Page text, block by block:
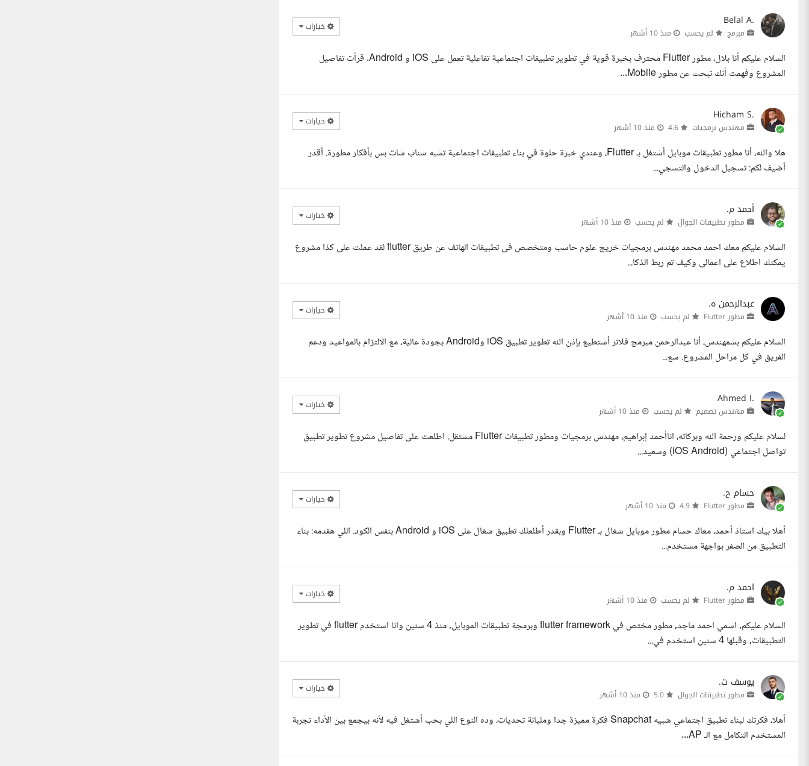
Belal A.
مبرمج لم يحسب منذ 10 أشهر خيارات
السلام عليكم أنا بلال، مطور Flutter محترف بخبرة قوية في تطوير تطبيقات اجتماعية تفاعلية تعمل على iOS و Android. قرأت تفاصيل
المشروع وفهمت أنك تبحث عن مطور Mobile...
Hicham S.
مهندس برمجيات منذ 10 أشهر خيارات
هلا والله، أنا مطور تطبيقات موبايل أشتغل بـ Flutter، وعندي خبرة حلوة في بناء تطبيقات اجتماعية تشبه سناب شات بس بأفكار مطورة. أقدر
أضيف لكم: تسجيل الدخول والتسجي...
أحمد م.
مطور تطبيقات الجوال لم يحسب منذ 10 أشهر خيارات
السلام عليكم معك احمد محمد مهندس برمجيات خريج علوم حاسب ومتخصص فى تطبيقات الهاتف عن طريق flutter لقد عملت على كذا مشروع
يمكنك اطلاع على اعمالى وكيف تم ربط الذكا...
عبدالرحمن ه.
مطور Flutter لم يحسب منذ 10 أشهر خيارات
السلام عليكم بشمهندس، أنا عبدالرحمن مبرمج فلاتر أستطيع بإذن الله تطوير تطبيق iOS وAndroid بجودة عالية، مع الالتزام بالمواعيد ودعم
الفريق في كل مراحل المشروع. سع...
Ahmed I.
مهندس تصميم لم يحسب منذ 10 أشهر خيارات
لسلام عليكم ورحمة الله وبركاته، اناأحمد إبراهيم، مهندس برمجيات ومطور تطبيقات Flutter مستقل. اطلعت على تفاصيل مشروع تطوير تطبيق
تواصل اجتماعي (iOS Android) وسعيد...
حسام ح.
مطور Flutter منذ 10 أشهر خيارات
أهلا بيك استاذ أحمد، معاك حسام مطور موبايل شغال بـ Flutter وبقدر أطلعلك تطبيق شغال على iOS و Android بنفس الكود. اللي هقدمه: بناء
التطبيق من الصفر بواجهة مستخدم...
احمد م.
مطور Flutter لم يحسب منذ 10 أشهر خيارات
السلام عليكم, اسمي احمد ماجد, مطور مختص في flutter framework وبرمجة تطبيقات الموبايل, منذ 4 سنين وانا استخدم flutter في تطوير
التطبيقات, وقبلها 4 سنين استخدم في...
يوسف ت.
مطور تطبيقات الجوال منذ 10 أشهر خيارات
أهلا، فكرتك لبناء تطبيق اجتماعي شبيه Snapchat فكرة مميزة جدا ومليانة تحديات، وده النوع اللي بحب أشتغل فيه لأنه بيجمع بين الأداء تجربة
المستخدم التكامل مع الـ AP...